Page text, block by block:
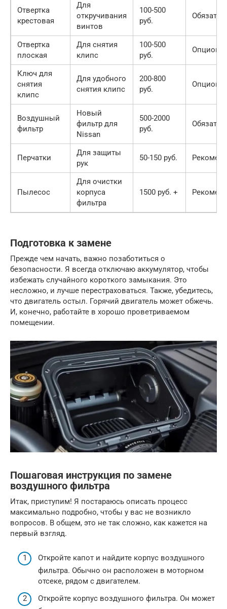
Отвертка
крестовая
Для
откручивания
винтов
100-500
руб.
Отвертка
плоская
Для снятия
клипс
100-500
руб.
Ключ для
снятия
клипс
Для удобного
снятия клипс
200-800
руб.
Воздушный
фильтр
Новый
фильтр для
Nissan
500-2000
руб.
Перчатки
Для защиты
рук
50-150 руб.
Пылесос
Для очистки
корпуса
фильтра
1500 руб. +
Подготовка к замене
Прежде чем начать, важно позаботиться о
безопасности. Я всегда отключаю аккумулятор, чтобы
избежать случайного короткого замыкания. Это
несложно, и лучше перестраховаться. Также, убедитесь,
что двигатель остыл. Горячий двигатель может обжечь.
И, конечно, работайте в хорошо проветриваемом
помещении.
Пошаговая инструкция по замене
воздушного фильтра
Итак, приступим! Я постараюсь описать процесс
максимально подробно, чтобы у вас не возникло
вопросов. В общем, это не так сложно, как кажется на
первый взгляд.
Откройте капот и найдите корпус воздушного
фильтра. Обычно он расположен в моторном
отсеке, рядом с двигателем.
Откройте корпус воздушного фильтра. Он может